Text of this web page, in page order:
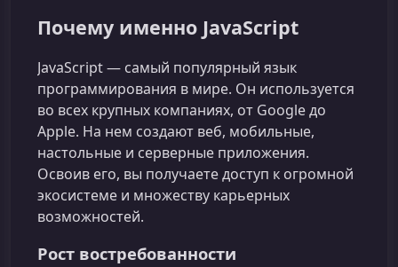
Почему именно JavaScript
JavaScript — самый популярный язык
программирования в мире. Он используется
во всех крупных компаниях, от Google до
Apple. На нем создают веб, мобильные,
настольные и серверные приложения.
Освоив его, вы получаете доступ к огромной
экосистеме и множеству карьерных
возможностей.
Рост востребованности